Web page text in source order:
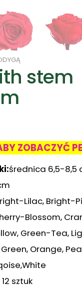
stem
ZOBACZYĆ
średnica 6,5-8,5
Lilac, Bright-
Blossom,
Green-Tea,
Orange,
sztuk